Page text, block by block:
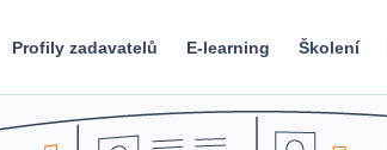
Profily zadavatelů E-learning Školení